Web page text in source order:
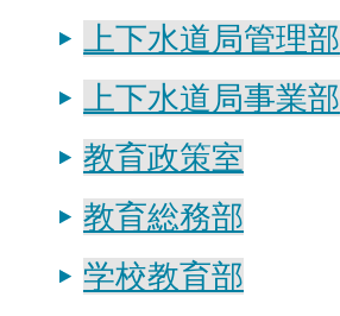
上下水道局管理部
上下水道局事業部
教育政策室
教育総務部
学校教育部